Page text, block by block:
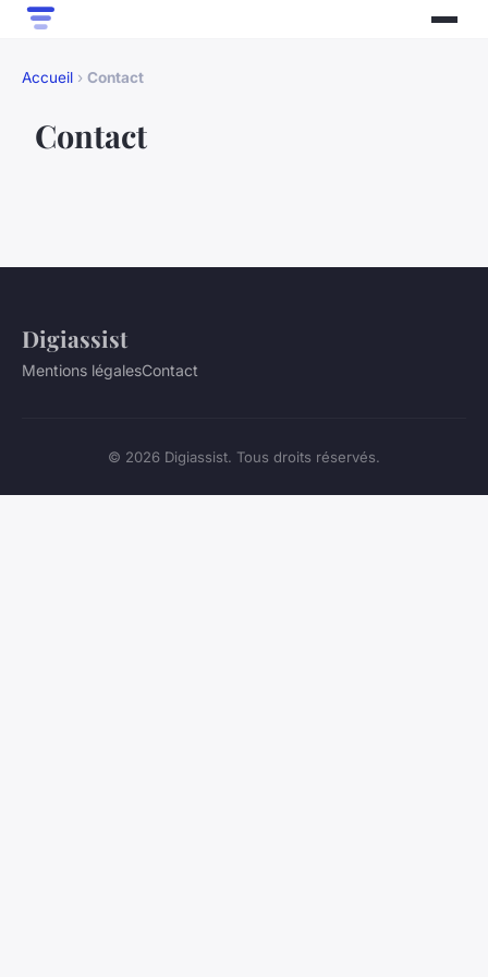
Accueil › Contact
Contact
Digiassist
Mentions légalesContact
© 2026 Digiassist. Tous droits réservés.